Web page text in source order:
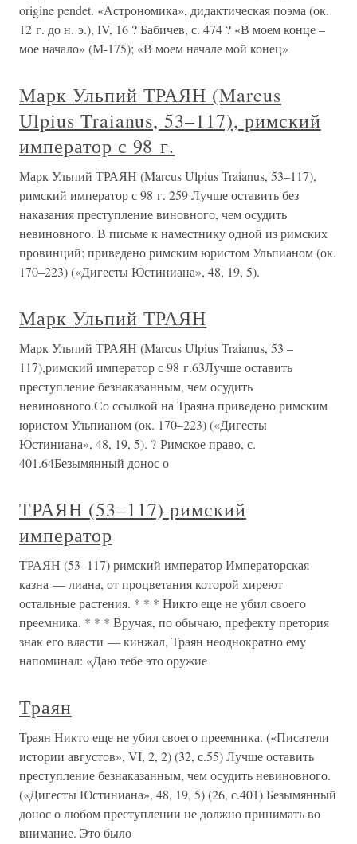
origine pendet. «Астрономика», дидактическая поэма (ок.
12 г. до н. э.), IV, 16 ? Бабичев, с. 474 ? «В моем конце –
мое начало» (М-175); «В моем начале мой конец»
Марк Ульпий ТРАЯН (Marcus
Ulpius Traianus, 53–117), римский
император с 98 г.
Марк Ульпий ТРАЯН (Marcus Ulpius Traianus, 53–117),
римский император с 98 г. 259 Лучше оставить без
наказания преступление виновного, чем осудить
невиновного. В письме к наместнику одной из римских
провинций; приведено римским юристом Ульпианом (ок.
170–223) («Дигесты Юстиниана», 48, 19, 5).
Марк Ульпий ТРАЯН
Марк Ульпий ТРАЯН (Marcus Ulpius Traianus, 53 –
117),римский император с 98 г.63Лучше оставить
преступление безнаказанным, чем осудить
невиновного.Со ссылкой на Траяна приведено римским
юристом Ульпианом (ок. 170–223) («Дигесты
Юстиниана», 48, 19, 5). ? Римское право, с.
401.64Безымянный донос о
ТРАЯН (53–117) римский
император
ТРАЯН (53–117) римский император Императорская
казна — лиана, от процветания которой хиреют
остальные растения. * * * Никто еще не убил своего
преемника. * * * Вручая, по обычаю, префекту претория
знак его власти — кинжал, Траян неоднократно ему
напоминал: «Даю тебе это оружие
Траян
Траян Никто еще не убил своего преемника. («Писатели
истории августов», VI, 2, 2) (32, с.55) Лучше оставить
преступление безнаказанным, чем осудить невиновного.
(«Дигесты Юстиниана», 48, 19, 5) (26, с.401) Безымянный
донос о любом преступлении не должно принимать во
внимание. Это было